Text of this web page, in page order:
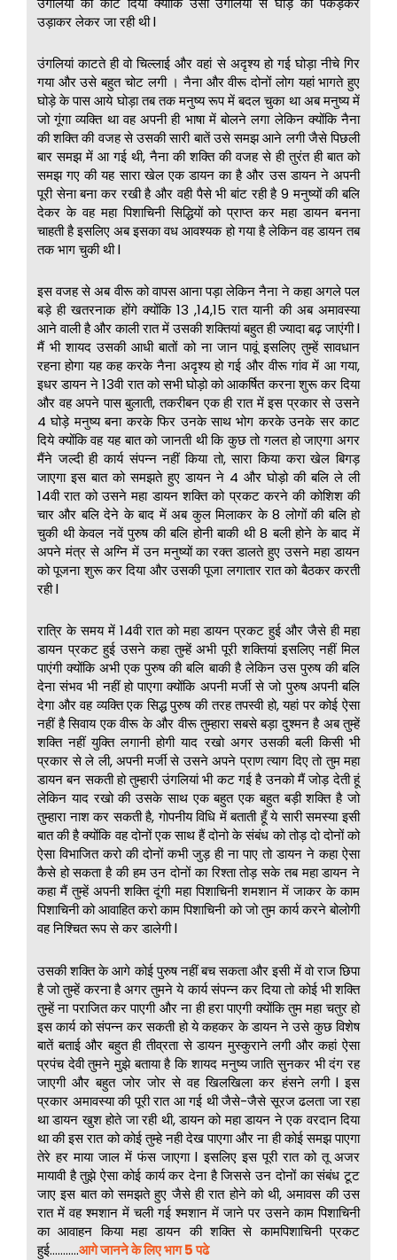
उड़ाकर लेकर जा रही थी l
उंगलियां काटते ही वो चिल्लाई और वहां से अदृश्य हो गई घोड़ा नीचे गिर
गया और उसे बहुत चोट लगी । नैना और वीरू दोनों लोग यहां भागते हुए
घोड़े के पास आये घोड़ा तब तक मनुष्य रूप में बदल चुका था अब मनुष्य में
जो गूंगा व्यक्ति था वह अपनी ही भाषा में बोलने लगा लेकिन क्योंकि नैना
की शक्ति की वजह से उसकी सारी बातें उसे समझ आने लगी जैसे पिछली
बार समझ में आ गई थी, नैना की शक्ति की वजह से ही तुरंत ही बात को
समझ गए की यह सारा खेल एक डायन का है और उस डायन ने अपनी
पूरी सेना बना कर रखी है और वही पैसे भी बांट रही है 9 मनुष्यों की बलि
देकर के वह महा पिशाचिनी सिद्धियों को प्राप्त कर महा डायन बनना
चाहती है इसलिए अब इसका वध आवश्यक हो गया है लेकिन वह डायन तब
तक भाग चुकी थी l
इस वजह से अब वीरू को वापस आना पड़ा लेकिन नैना ने कहा अगले पल
बड़े ही खतरनाक होंगे क्योंकि 13 ,14,15 रात यानी की अब अमावस्या
आने वाली है और काली रात में उसकी शक्तियां बहुत ही ज्यादा बढ़ जाएंगी l
मैं भी शायद उसकी आधी बातों को ना जान पावूं इसलिए तुम्हें सावधान
रहना होगा यह कह करके नैना अदृश्य हो गई और वीरू गांव में आ गया,
इधर डायन ने 13वी रात को सभी घोड़ो को आकर्षित करना शुरू कर दिया
और वह अपने पास बुलाती, तकरीबन एक ही रात में इस प्रकार से उसने
4 घोड़े मनुष्य बना करके फिर उनके साथ भोग करके उनके सर काट
दिये क्योंकि वह यह बात को जानती थी कि कुछ तो गलत हो जाएगा अगर
मैंने जल्दी ही कार्य संपन्न नहीं किया तो, सारा किया करा खेल बिगड़
जाएगा इस बात को समझते हुए डायन ने 4 और घोड़ो की बलि ले ली
14वी रात को उसने महा डायन शक्ति को प्रकट करने की कोशिश की
चार और बलि देने के बाद में अब कुल मिलाकर के 8 लोगों की बलि हो
चुकी थी केवल नवें पुरुष की बलि होनी बाकी थी 8 बली होने के बाद में
अपने मंत्र से अग्नि में उन मनुष्यों का रक्त डालते हुए उसने महा डायन
को पूजना शुरू कर दिया और उसकी पूजा लगातार रात को बैठकर करती
रही l
रात्रि के समय में 14वी रात को महा डायन प्रकट हुई और जैसे ही महा
डायन प्रकट हुई उसने कहा तुम्हें अभी पूरी शक्तियां इसलिए नहीं मिल
पाएंगी क्योंकि अभी एक पुरुष की बलि बाकी है लेकिन उस पुरुष की बलि
देना संभव भी नहीं हो पाएगा क्योंकि अपनी मर्जी से जो पुरुष अपनी बलि
देगा और वह व्यक्ति एक सिद्ध पुरुष की तरह तपस्वी हो, यहां पर कोई ऐसा
नहीं है सिवाय एक वीरू के और वीरू तुम्हारा सबसे बड़ा दुश्मन है अब तुम्हें
शक्ति नहीं युक्ति लगानी होगी याद रखो अगर उसकी बली किसी भी
प्रकार से ले ली, अपनी मर्जी से उसने अपने प्राण त्याग दिए तो तुम महा
डायन बन सकती हो तुम्हारी उंगलियां भी कट गई है उनको मैं जोड़ देती हूं
लेकिन याद रखो की उसके साथ एक बहुत एक बहुत बड़ी शक्ति है जो
तुम्हारा नाश कर सकती है, गोपनीय विधि में बताती हूँ ये सारी समस्या इसी
बात की है क्योंकि वह दोनों एक साथ हैं दोनो के संबंध को तोड़ दो दोनों को
ऐसा विभाजित करो की दोनों कभी जुड़ ही ना पाए तो डायन ने कहा ऐसा
कैसे हो सकता है की हम उन दोनों का रिश्ता तोड़ सके तब महा डायन ने
कहा मैं तुम्हें अपनी शक्ति दूंगी महा पिशाचिनी शमशान में जाकर के काम
पिशाचिनी को आवाहित करो काम पिशाचिनी को जो तुम कार्य करने बोलोगी
वह निश्चित रूप से कर डालेगी l
उसकी शक्ति के आगे कोई पुरुष नहीं बच सकता और इसी में वो राज छिपा
है जो तुम्हें करना है अगर तुमने ये कार्य संपन्न कर दिया तो कोई भी शक्ति
तुम्हें ना पराजित कर पाएगी और ना ही हरा पाएगी क्योंकि तुम महा चतुर हो
इस कार्य को संपन्न कर सकती हो ये कहकर के डायन ने उसे कुछ विशेष
बातें बताई और बहुत ही तीव्रता से डायन मुस्कुराने लगी और कहां ऐसा
प्रपंच देवी तुमने मुझे बताया है कि शायद मनुष्य जाति सुनकर भी दंग रह
जाएगी और बहुत जोर जोर से वह खिलखिला कर हंसने लगी l इस
प्रकार अमावस्या की पूरी रात आ गई थी जैसे-जैसे सूरज ढलता जा रहा
था डायन खुश होते जा रही थी, डायन को महा डायन ने एक वरदान दिया
था की इस रात को कोई तुम्हे नही देख पाएगा और ना ही कोई समझ पाएगा
तेरे हर माया जाल में फंस जाएगा l इसलिए इस पूरी रात को तू अजर
मायावी है तुझे ऐसा कोई कार्य कर देना है जिससे उन दोनों का संबंध टूट
जाए इस बात को समझते हुए जैसे ही रात होने को थी, अमावस की उस
रात में वह श्मशान में चली गई श्मशान में जाने पर उसने काम पिशाचिनी
का आवाहन किया महा डायन की शक्ति से कामपिशाचिनी प्रकट
हुई………..आगे जानने के लिए भाग 5 पढे